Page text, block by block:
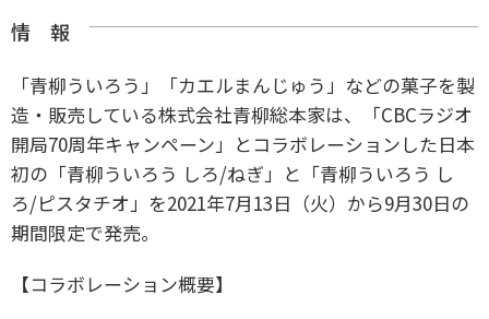
情 報
「青柳ういろう」「カエルまんじゅう」などの菓子を製
造・販売している株式会社青柳総本家は、「CBCラジオ
開局70周年キャンペーン」とコラボレーションした日本
初の「青柳ういろう しろ/ねぎ」と「青柳ういろう し
ろ/ピスタチオ」を2021年7月13日（火）から9月30日の
期間限定で発売。
【コラボレーション概要】